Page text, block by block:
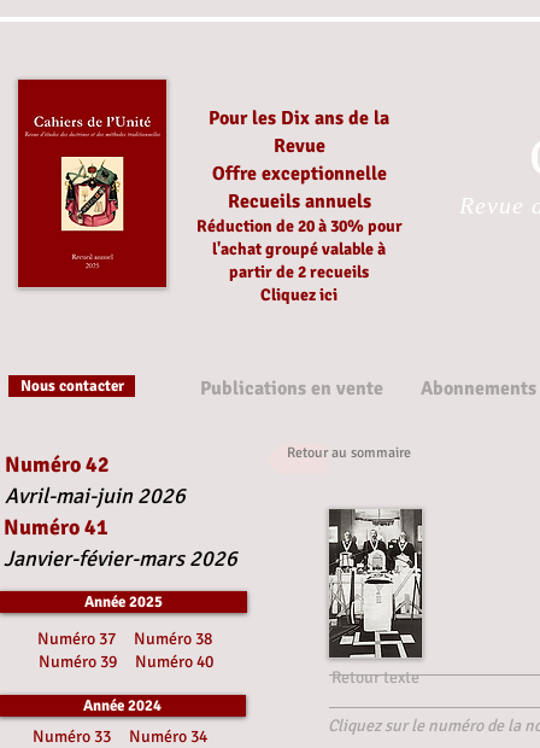
Pour les Dix ans de la
Revue
Offre exceptionnelle
Recueils annuels
Réduction de 20 à 30%pour
l'achat groupévalable à
partirde 2 recueils
Cliquez ici
Revue
Nous contacter Publications en vente Abonnements
Retour au sommaire
Retour texte
Cliquez sur le numéro de la
Numéro 42
Avril-mai-juin 2026
Numéro 41
Janvier-févier-mars 2026
Année 2025
Numéro 37
Numéro 38
Numéro 39
Numéro 40
Année 2024
Numéro 33
Numéro 34